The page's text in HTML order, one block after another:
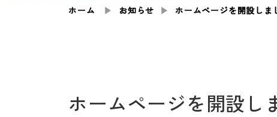
ホーム ▶︎ お知らせ ▶︎ ホームページを開設しま
ホームページを開設し